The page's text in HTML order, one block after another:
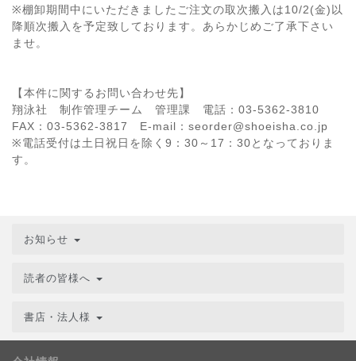
※棚卸期間中にいただきましたご注文の取次搬入は10/2(金)以
降順次搬入を予定致しております。あらかじめご了承下さい
ませ。
【本件に関するお問い合わせ先】
翔泳社 制作管理チーム 管理課 電話：03-5362-3810
FAX：03-5362-3817 E-mail：seorder@shoeisha.co.jp
※電話受付は土日祝日を除く9：30～17：30となっておりま
す。
お知らせ
読者の皆様へ
書店・法人様